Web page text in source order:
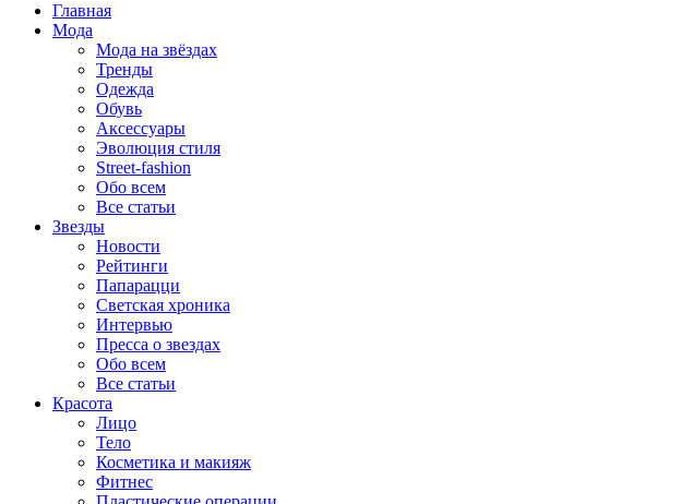
Главная
Мода
Мода на звёздах
Тренды
Одежда
Обувь
Аксессуары
Эволюция стиля
Street-fashion
Обо всем
Все статьи
Звезды
Новости
Рейтинги
Папарацци
Светская хроника
Интервью
Пресса о звездах
Обо всем
Все статьи
Красота
Лицо
Тело
Косметика и макияж
Фитнес